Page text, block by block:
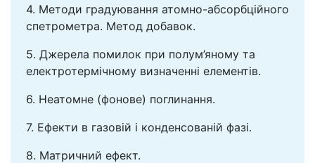
4. Методи градуювання атомно-абсорбційного
спетрометра. Метод добавок.
5. Джерела помилок при полум’яному та
електротермічному визначенні елементів.
6. Неатомне (фонове) поглинання.
7. Ефекти в газовій і конденсованій фазі.
8. Матричний ефект.